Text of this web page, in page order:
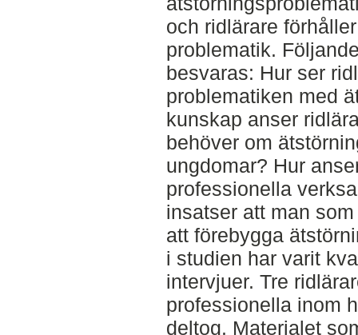
och ridlärare
problematik.
besvaras: Hur ser
problematiken med
kunskap anser
behöver om
ungdomar? Hur
professionella
insatser att man
att förebygga
i studien har varit
intervjuer. Tre
professionella inom
deltog. Materialet